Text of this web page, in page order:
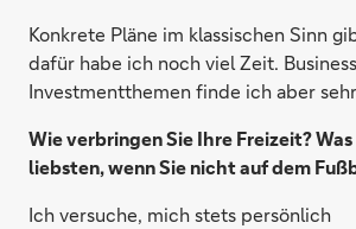
Konkrete Pläne im klassischen Sinn
dafür habe ich noch viel Zeit.
Investmentthemen finde ich aber
Wie verbringen Sie Ihre Freizeit?
liebsten, wenn Sie nicht auf dem
Ich versuche, mich stets persönlich